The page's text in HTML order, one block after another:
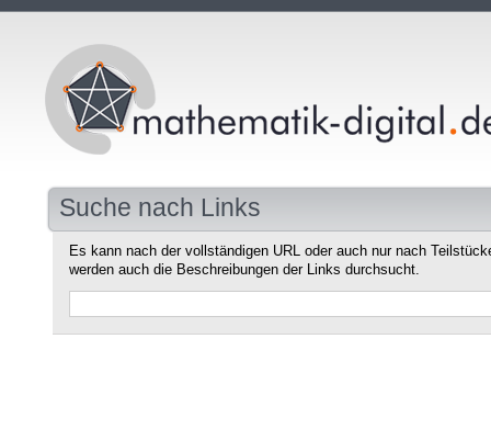
Suche nach Links
Es kann nach der vollständigen URL oder auch nur nach
werden auch die Beschreibungen der Links durchsucht.